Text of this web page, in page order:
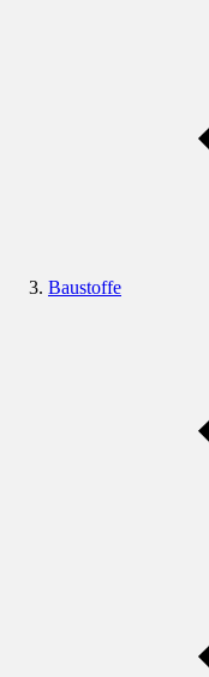
Baustoffe